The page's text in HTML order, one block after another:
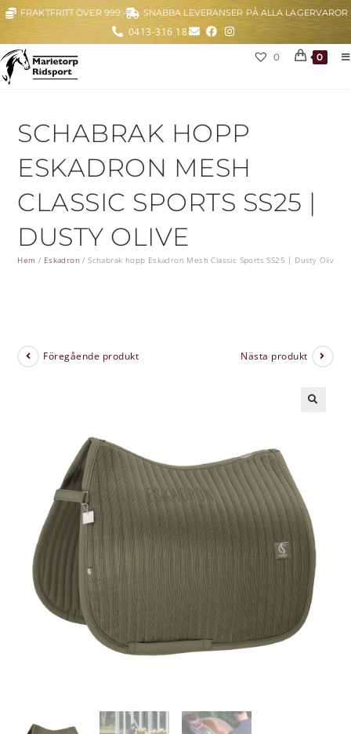
FRAKTFRITT ÖVER 999:- SNABBA LEVERANSER PÅ ALLA LAGERVAROR
0413-316 18
0 0
SCHABRAK HOPP
ESKADRON MESH
CLASSIC SPORTS SS25 |
DUSTY OLIVE
Hem / Eskadron /Schabrak hopp Eskadron Mesh Classic Sports SS25 | Dusty Olive
Föregående produkt Nästa produkt